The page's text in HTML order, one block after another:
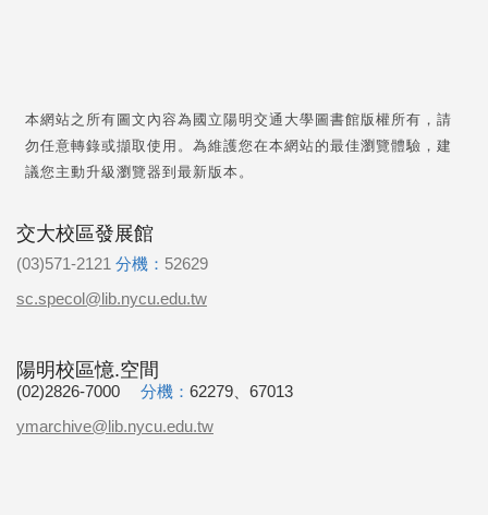
本網站之所有圖文內容為國立陽明交通大學圖書館版權所有，請
勿任意轉錄或擷取使用。為維護您在本網站的最佳瀏覽體驗，建
議您主動升級瀏覽器到最新版本。
交大校區發展館
(03)571-2121 分機： 52629
sc.specol@lib.nycu.edu.tw
陽明校區憶.空間
(02)2826-7000 分機： 62279、67013
ymarchive@lib.nycu.edu.tw